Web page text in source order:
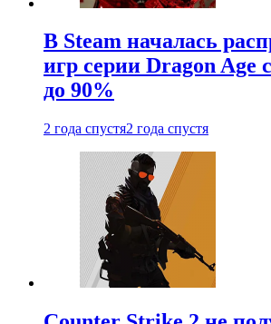
В Steam началась
игр серии Dragon Age
до 90%
2 года спустя2 года спустя